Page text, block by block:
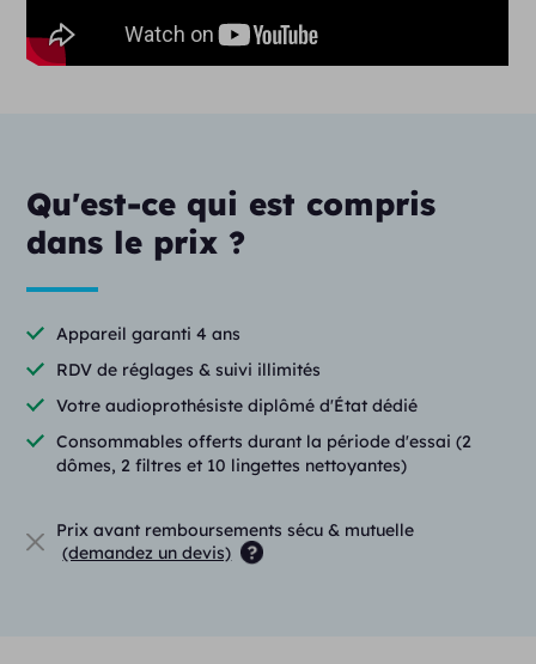
Qu'est-ce qui est compris
dans le prix ?
Appareil garanti 4 ans
RDV de réglages & suivi illimités
Votre audioprothésiste diplômé d'État dédié
Consommables offerts durant la période d'essai (2
dômes, 2 filtres et 10 lingettes nettoyantes)
Prix avant remboursements sécu & mutuelle
(demandez un devis)